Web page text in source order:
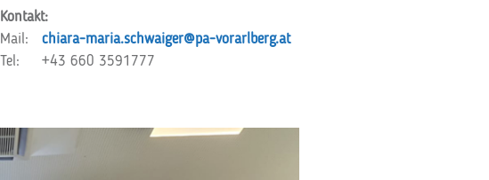
Kontakt:
Mail: chiara-maria.schwaiger@pa-vorarlberg.at
Tel: +43 660 3591777